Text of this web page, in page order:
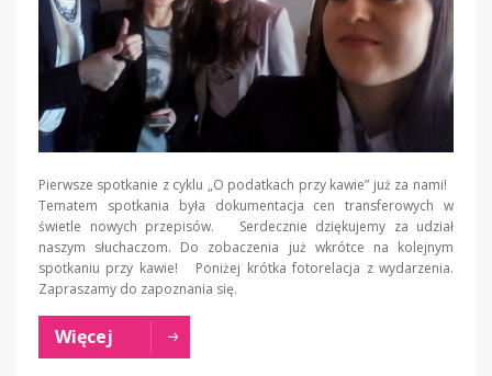
Pierwsze spotkanie z cyklu „O podatkach przy kawie” już za nami!
Tematem spotkania była dokumentacja cen transferowych w
świetle nowych przepisów. Serdecznie dziękujemy za udział
naszym słuchaczom. Do zobaczenia już wkrótce na kolejnym
spotkaniu przy kawie! Poniżej krótka fotorelacja z wydarzenia.
Zapraszamy do zapoznania się.
Więcej